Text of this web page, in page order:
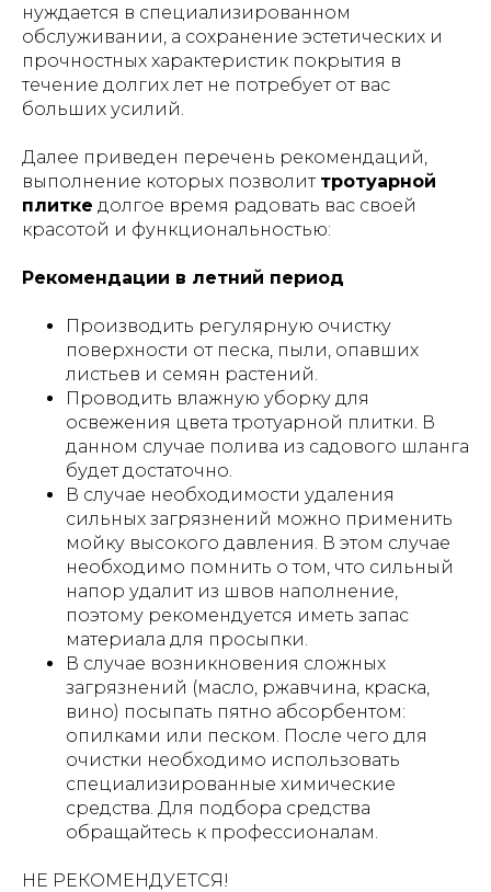
нуждается в специализированном
обслуживании, а сохранение эстетических и
прочностных характеристик покрытия в
течение долгих лет не потребует от вас
больших усилий.
Далее приведен перечень рекомендаций,
выполнение которых позволит тротуарной
плитке долгое время радовать вас своей
красотой и функциональностью:
Рекомендации в летний период
Производить регулярную очистку
поверхности от песка, пыли, опавших
листьев и семян растений.
Проводить влажную уборку для
освежения цвета тротуарной плитки. В
данном случае полива из садового шланга
будет достаточно.
В случае необходимости удаления
сильных загрязнений можно применить
мойку высокого давления. В этом случае
необходимо помнить о том, что сильный
напор удалит из швов наполнение,
поэтому рекомендуется иметь запас
материала для просыпки.
В случае возникновения сложных
загрязнений (масло, ржавчина, краска,
вино) посыпать пятно абсорбентом:
опилками или песком. После чего для
очистки необходимо использовать
специализированные химические
средства. Для подбора средства
обращайтесь к профессионалам.
НЕ РЕКОМЕНДУЕТСЯ!